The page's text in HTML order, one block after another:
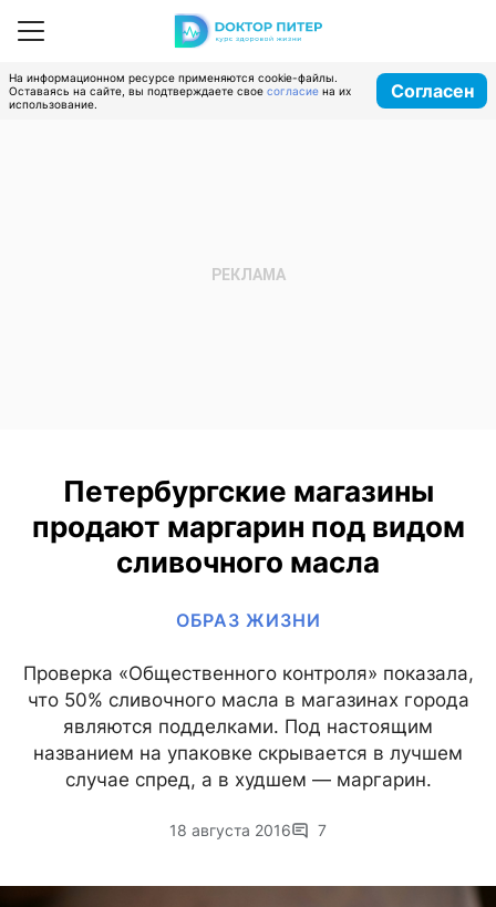
На информационном ресурсе применяются cookie-файлы.
Оставаясь на сайте, вы подтверждаете свое согласие на их
использование.
Согласен
Петербургские магазины
продают маргарин под видом
сливочного масла
ОБРАЗ ЖИЗНИ
Проверка «Общественного контроля» показала,
что 50% сливочного масла в магазинах города
являются подделками. Под настоящим
названием на упаковке скрывается в лучшем
случае спред, а в худшем — маргарин.
18 августа 2016 7